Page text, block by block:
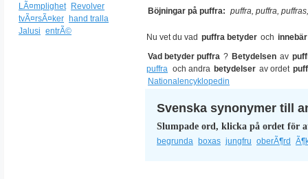
LÃ¤mplighet
Revolver
tvÃ¤rsÃ¤ker
hand tralla
Jalusi entrÃ©
Böjningar på puffra: puffra, puffra,
Nu vet du vad puffra betyder och innebär
Vad betyder puffra ? Betydelsen av
puffra och andra betydelser av ordet
Nationalencyklopedin
Svenska synonymer till
Slumpade ord, klicka på ordet för
begrunda boxas jungfru oberÃ¶rd